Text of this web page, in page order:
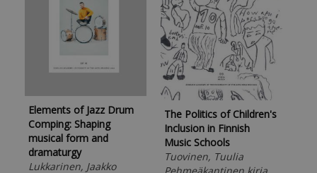
Elements of Jazz Drum
Comping: Shaping
musical form and
dramaturgy
Lukkarinen, Jaakko
The Politics of Children's
Inclusion in Finnish
Music Schools
Tuovinen, Tuulia